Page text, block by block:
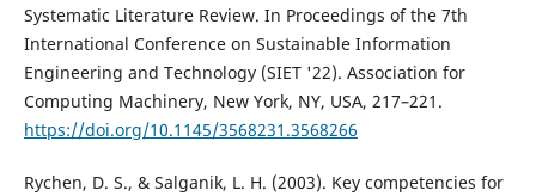
Systematic Literature Review. In Proceedings of the 7th
International Conference on Sustainable Information
Engineering and Technology (SIET '22). Association for
Computing Machinery, New York, NY, USA, 217–221.
https://doi.org/10.1145/3568231.3568266
Rychen, D. S., & Salganik, L. H. (2003). Key competencies for